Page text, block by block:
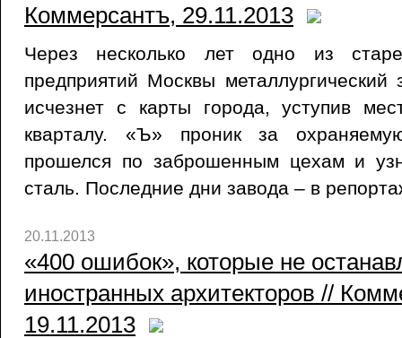
Коммерсантъ, 29.11.2013
Через несколько лет одно из
предприятий Москвы
исчезнет с карты города, уступив
кварталу. «Ъ» проник за
прошелся по заброшенным цехам и
сталь. Последние дни завода – в
20.11.2013
«400 ошибок», которые не
иностранных архитекторов //
19.11.2013